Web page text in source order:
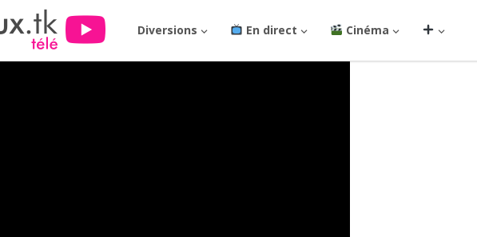
Diversions En direct Cinéma